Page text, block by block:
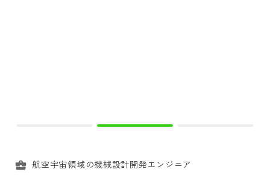
航空宇宙領域の機械設計開発エンジニア